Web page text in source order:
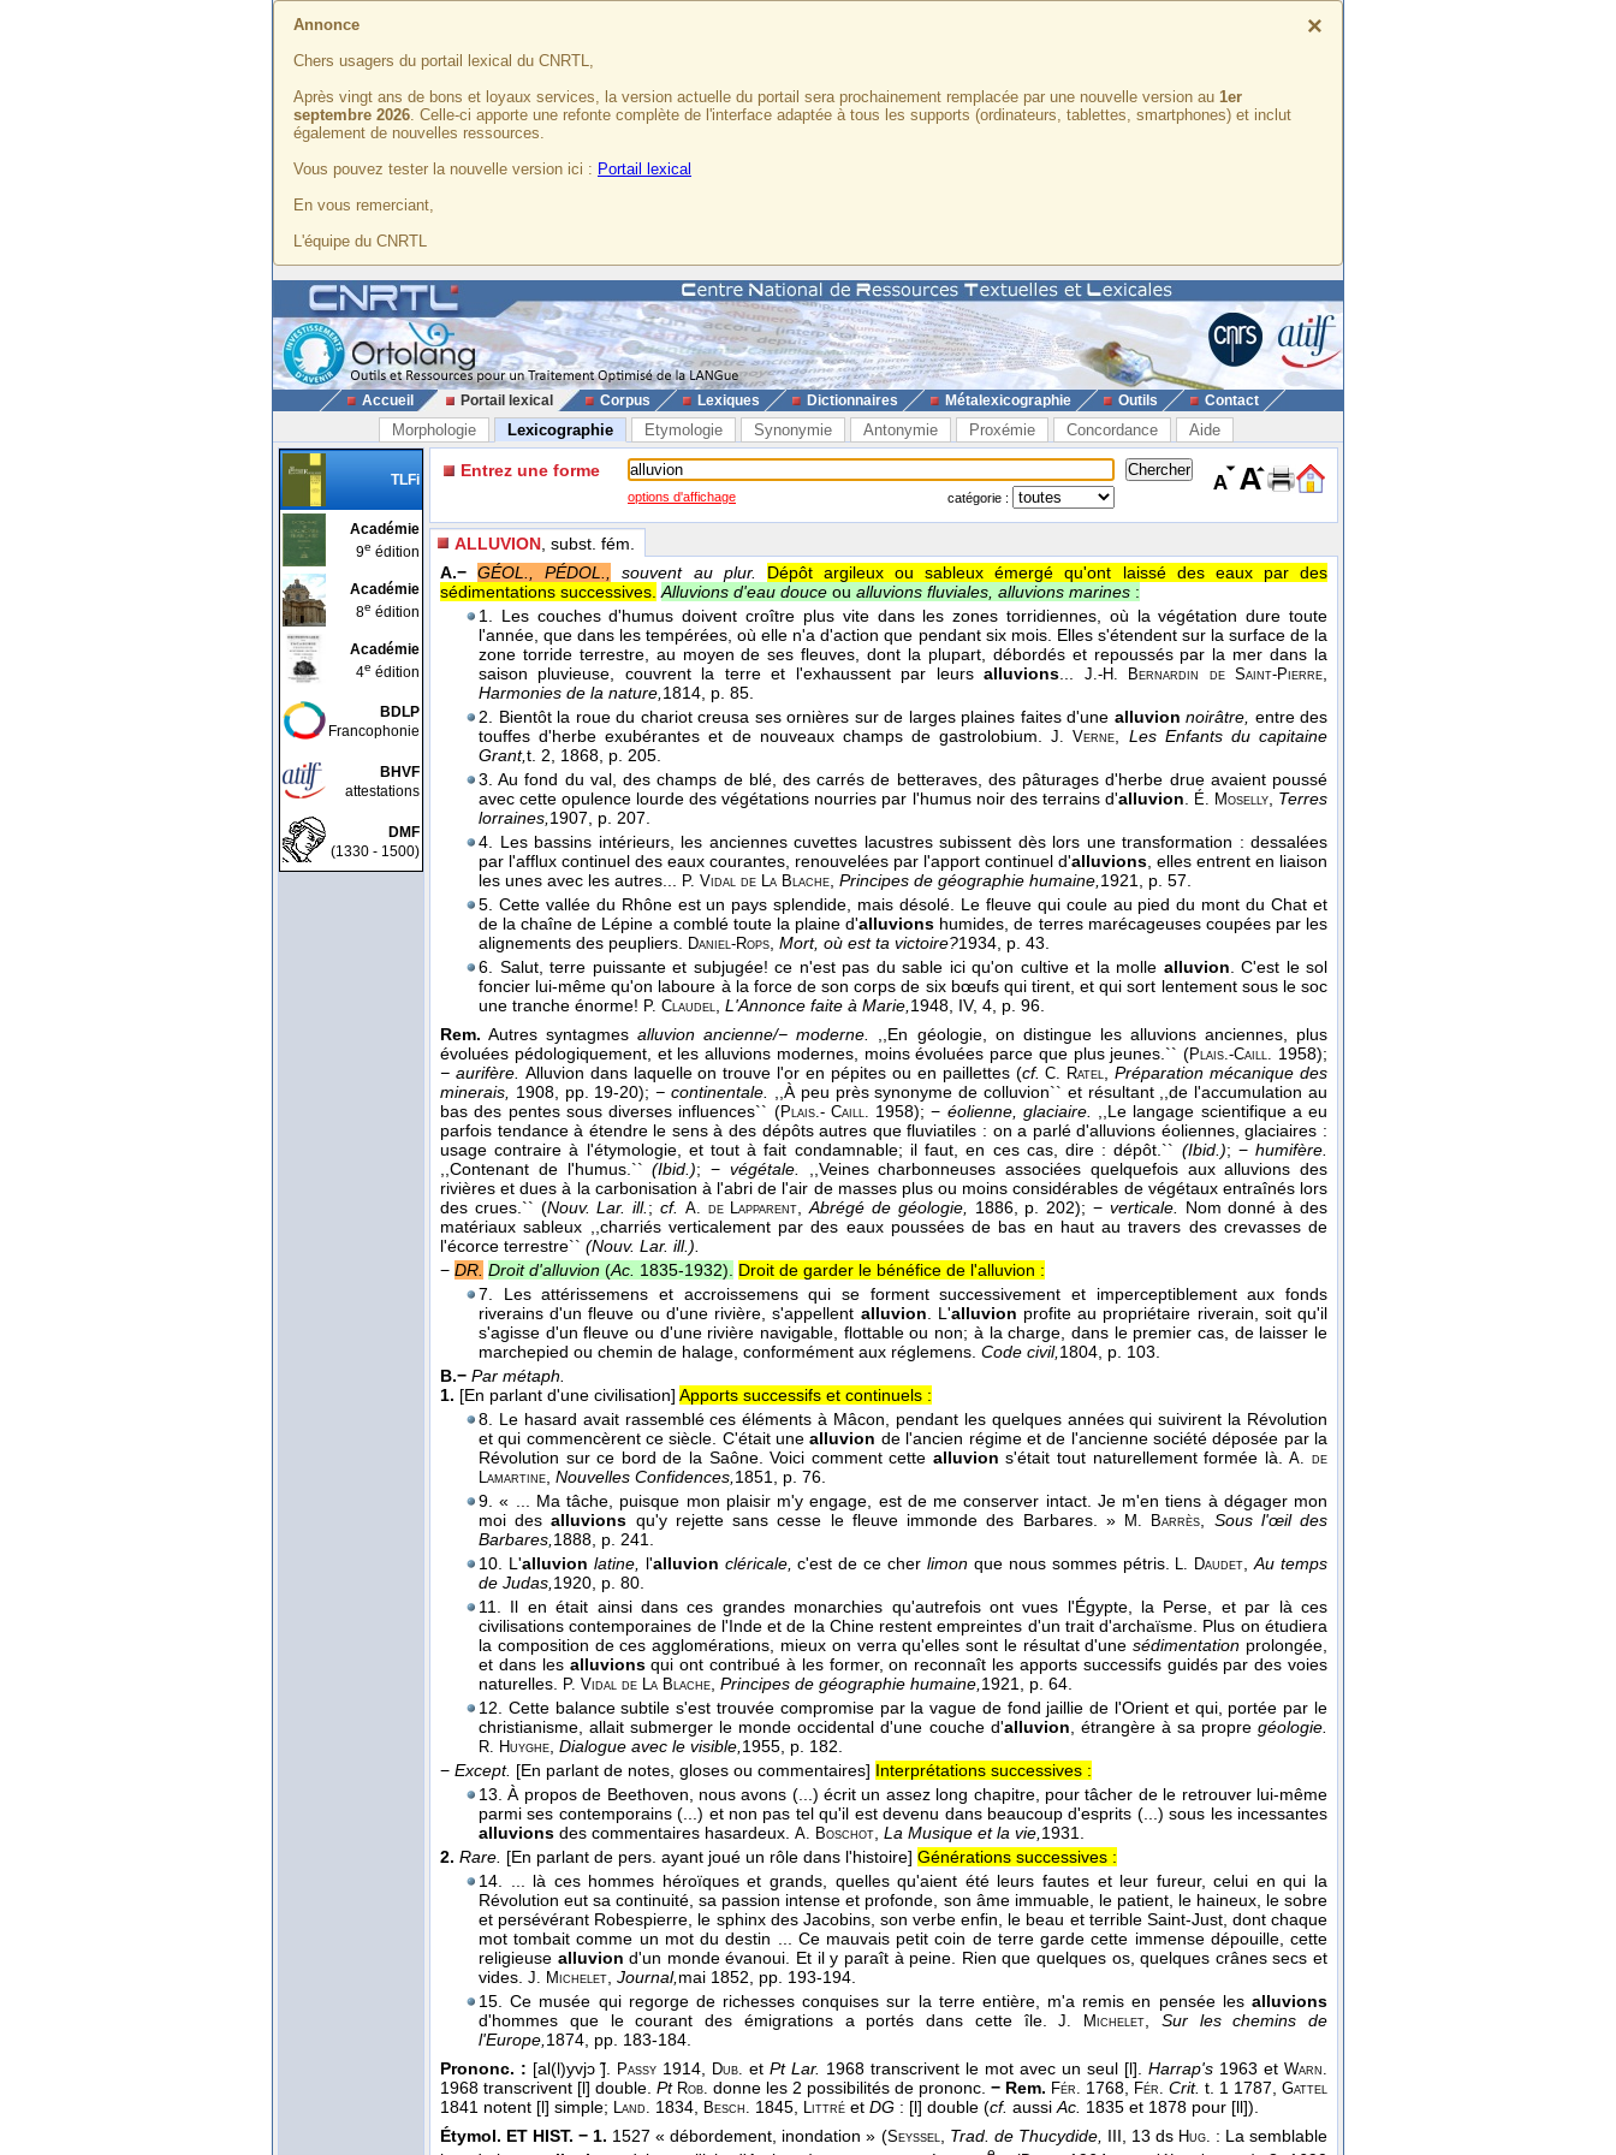
×
Annonce
Chers usagers du portail lexical du CNRTL,
Après vingt ans de bons et loyaux services, la version actuelle du portail sera prochainement remplacée par une nouvelle version au 1er
septembre 2026. Celle-ci apporte une refonte complète de l'interface adaptée à tous les supports (ordinateurs, tablettes, smartphones) et inclut
également de nouvelles ressources.
Vous pouvez tester la nouvelle version ici : Portail lexical
En vous remerciant,
L'équipe du CNRTL
Accueil Portail lexical Corpus Lexiques Dictionnaires Métalexicographie Outils Contact
Morphologie Lexicographie Etymologie Synonymie Antonymie Proxémie Concordance Aide
TLFi
Académie
9e édition
Académie
8e édition
Académie
4e édition
BDLP
Francophonie
BHVF
attestations
DMF
(1330 - 1500)
Entrez une forme
options d'affichage catégorie :
ALLUVION , subst. fém.
A.− GÉOL., PÉDOL., souvent au plur.
Dépôt argileux ou sableux émergé qu'ont laissé des eaux par des
sédimentations successives. Alluvions d'eau douce ou alluvions fluviales, alluvions marines :
1. Les couches d'humus doivent croître plus vite dans les zones torridiennes, où la végétation dure toute
l'année, que dans les tempérées, où elle n'a d'action que pendant six mois. Elles s'étendent sur la surface de la
zone torride terrestre, au moyen de ses fleuves, dont la plupart, débordés et repoussés par la mer dans la
saison pluvieuse, couvrent la terre et l'exhaussent par leursalluvions... J.-H. Bernardin de Saint-Pierre,
Harmonies de la nature,1814, p. 85.
2. Bientôt la roue du chariot creusa ses ornières sur de larges plaines faites d'une alluvion noirâtre, entre des
touffes d'herbe exubérantes et de nouveaux champs de gastrolobium.J. Verne, Les Enfants du capitaine
Grant,t. 2, 1868, p. 205.
3. Au fond du val, des champs de blé, des carrés de betteraves, des pâturages d'herbe drue avaient poussé
avec cette opulence lourde des végétations nourries par l'humus noir des terrains d'alluvion. É. Moselly, Terres
lorraines,1907, p. 207.
4. Les bassins intérieurs, les anciennes cuvettes lacustres subissent dès lors une transformation : dessalées
par l'afflux continuel des eaux courantes, renouvelées par l'apport continuel d'alluvions, elles entrent en liaison
les unes avec les autres... P. Vidal de La Blache, Principes de géographie humaine,1921, p. 57.
5. Cette vallée du Rhône est un pays splendide, mais désolé. Le fleuve qui coule au pied du mont du Chat et
de la chaîne de Lépine a comblé toute la plaine d'alluvions humides, de terres marécageuses coupées par les
alignements des peupliers. Daniel-Rops, Mort, où est ta victoire?1934, p. 43.
6. Salut, terre puissante et subjugée! ce n'est pas du sable ici qu'on cultive et la molle alluvion. C'est le sol
foncier lui-même qu'on laboure à la force de son corps de six bœufs qui tirent, et qui sort lentement sous le soc
une tranche énorme! P. Claudel, L'Annonce faite à Marie,1948, IV, 4, p. 96.
Rem. Autres syntagmesalluvion ancienne/− moderne. ,,En géologie, on distingue les alluvions anciennes, plus
évoluées pédologiquement, et les alluvions modernes, moins évoluées parce que plus jeunes.`` (Plais.-Caill. 1958);
− aurifère. Alluvion dans laquelle on trouve l'or en pépites ou en paillettes (cf. C. Ratel,Préparation mécanique des
minerais, 1908, pp. 19-20);− continentale. ,,À peu près synonyme de colluvion`` et résultant ,,de l'accumulation au
bas des pentes sous diverses influences`` (Plais.- Caill. 1958); − éolienne, glaciaire. ,,Le langage scientifique a eu
parfois tendance à étendre le sens à des dépôts autres que fluviatiles : on a parlé d'alluvions éoliennes, glaciaires :
usage contraire à l'étymologie, et tout à fait condamnable; il faut, en ces cas, dire : dépôt.`` (Ibid.); −humifère.
,,Contenant de l'humus.``(Ibid.); − végétale. ,,Veines charbonneuses associées quelquefois aux alluvions des
rivières et dues à la carbonisation à l'abri de l'air de masses plus ou moins considérables de végétaux entraînés lors
des crues.`` (Nouv. Lar. ill.;cf. A. de Lapparent,Abrégé de géologie, 1886, p. 202); − verticale. Nom donné à des
matériaux sableux ,,charriés verticalement par des eaux poussées de bas en haut au travers des crevasses de
l'écorce terrestre`` (Nouv. Lar. ill.).
− DR. Droit d'alluvion (Ac. 1835-1932). Droit de garder le bénéfice de l'alluvion :
7. Les attérissemens et accroissemens qui se forment successivement et imperceptiblement aux fonds
riverains d'un fleuve ou d'une rivière, s'appellent alluvion. L'alluvion profite au propriétaire riverain, soit qu'il
s'agisse d'un fleuve ou d'une rivière navigable, flottable ou non; à la charge, dans le premier cas, de laisser le
marchepied ou chemin de halage, conformément aux réglemens. Code civil,1804, p. 103.
B.− Par métaph.
1. [En parlant d'une civilisation] Apports successifs et continuels :
8. Le hasard avait rassemblé ces éléments à Mâcon, pendant les quelques années qui suivirent la Révolution
et qui commencèrent ce siècle. C'était unealluvion de l'ancien régime et de l'ancienne société déposée par la
Révolution sur ce bord de la Saône. Voici comment cette alluvion s'était tout naturellement formée là.A. de
Lamartine, Nouvelles Confidences,1851, p. 76.
9. « ... Ma tâche, puisque mon plaisir m'y engage, est de me conserver intact. Je m'en tiens à dégager mon
moi desalluvions qu'y rejette sans cesse le fleuve immonde des Barbares. » M. Barrès, Sous l'œil des
Barbares,1888, p. 241.
10. L'alluvion latine, l'alluvion cléricale, c'est de ce cher limonque nous sommes pétris. L. Daudet,Au temps
de Judas,1920, p. 80.
11. Il en était ainsi dans ces grandes monarchies qu'autrefois ont vues l'Égypte, la Perse, et par là ces
civilisations contemporaines de l'Inde et de la Chine restent empreintes d'un trait d'archaïsme. Plus on étudiera
la composition de ces agglomérations, mieux on verra qu'elles sont le résultat d'unesédimentation prolongée,
et dans les alluvionsqui ont contribué à les former, on reconnaît les apports successifs guidés par des voies
naturelles. P. Vidal de La Blache, Principes de géographie humaine,1921, p. 64.
12. Cette balance subtile s'est trouvée compromise par la vague de fond jaillie de l'Orient et qui, portée par le
christianisme, allait submerger le monde occidental d'une couche d'alluvion, étrangère à sa propregéologie.
R. Huyghe, Dialogue avec le visible,1955, p. 182.
− Except. [En parlant de notes, gloses ou commentaires] Interprétations successives :
13. À propos de Beethoven, nous avons (...) écrit un assez long chapitre, pour tâcher de le retrouver lui-même
parmi ses contemporains (...) et non pas tel qu'il est devenu dans beaucoup d'esprits (...) sous les incessantes
alluvions des commentaires hasardeux. A. Boschot, La Musique et la vie,1931.
2. Rare. [En parlant de pers. ayant joué un rôle dans l'histoire] Générations successives :
14. ... là ces hommes héroïques et grands, quelles qu'aient été leurs fautes et leur fureur, celui en qui la
Révolution eut sa continuité, sa passion intense et profonde, son âme immuable, le patient, le haineux, le sobre
et persévérant Robespierre, le sphinx des Jacobins, son verbe enfin, le beau et terrible Saint-Just, dont chaque
mot tombait comme un mot du destin ... Ce mauvais petit coin de terre garde cette immense dépouille, cette
religieuse alluvion d'un monde évanoui. Et il y paraît à peine. Rien que quelques os, quelques crânes secs et
vides. J. Michelet, Journal,mai 1852, pp. 193-194.
15. Ce musée qui regorge de richesses conquises sur la terre entière, m'a remis en pensée les alluvions
d'hommes que le courant des émigrations a portés dans cette île.J. Michelet, Sur les chemins de
l'Europe,1874, pp. 183-184.
Prononc. : [al(l)yvjɔ ̃]. Passy 1914, Dub. et Pt Lar. 1968 transcrivent le mot avec un seul [l]. Harrap's 1963 et Warn.
1968 transcrivent [l] double. Pt Rob. donne les 2 possibilités de prononc. − Rem. Fér. 1768, Fér. Crit. t. 1 1787, Gattel
1841 notent [l] simple; Land. 1834, Besch. 1845, Littré et DG : [l] double (cf. aussiAc. 1835 et 1878 pour [ll]).
Étymol. ET HIST. − 1. 1527 « débordement, inondation » (Seyssel, Trad. de Thucydide, III, 13 ds Hug. : La semblable